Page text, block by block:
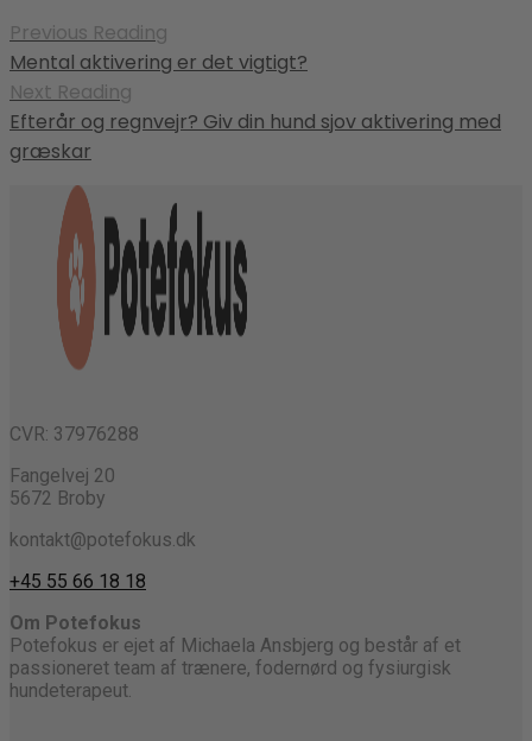
Previous Reading
Mental aktivering er det vigtigt?
Next Reading
Efterår og regnvejr? Giv din hund sjov aktivering med
græskar
CVR: 37976288
Fangelvej 20
5672 Broby
kontakt@potefokus.dk
+45 55 66 18 18
Om Potefokus
Potefokus er ejet af Michaela Ansbjerg og består af et
passioneret team af trænere, fodernørd og fysiurgisk
hundeterapeut.